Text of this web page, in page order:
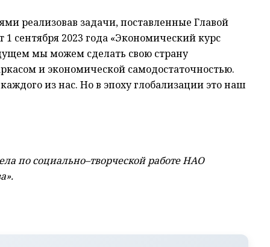
реализовав задачи, поставленные Главой
1 сентября 2023 года «Экономический курс
мы можем сделать свою страну
и экономической самодостаточностью.
из нас. Но в эпоху глобализации это наш
по социально–творческой работе НАО